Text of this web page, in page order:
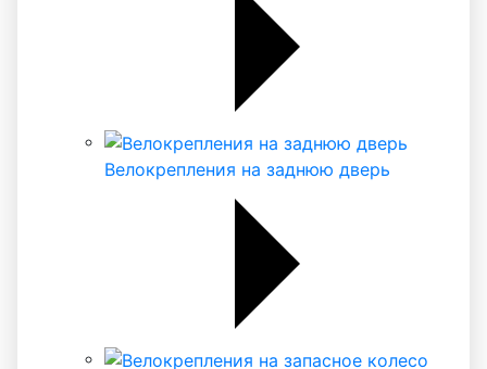
Велокрепления на заднюю дверь